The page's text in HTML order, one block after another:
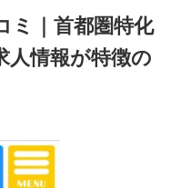
ミ｜首都圏特化
人情報が特徴の